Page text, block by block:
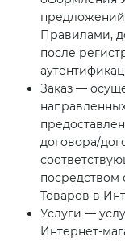
предложений
Правилами,
после
Заказ —
договора/
посредством
Товаров в
Услуги —
Интернет-